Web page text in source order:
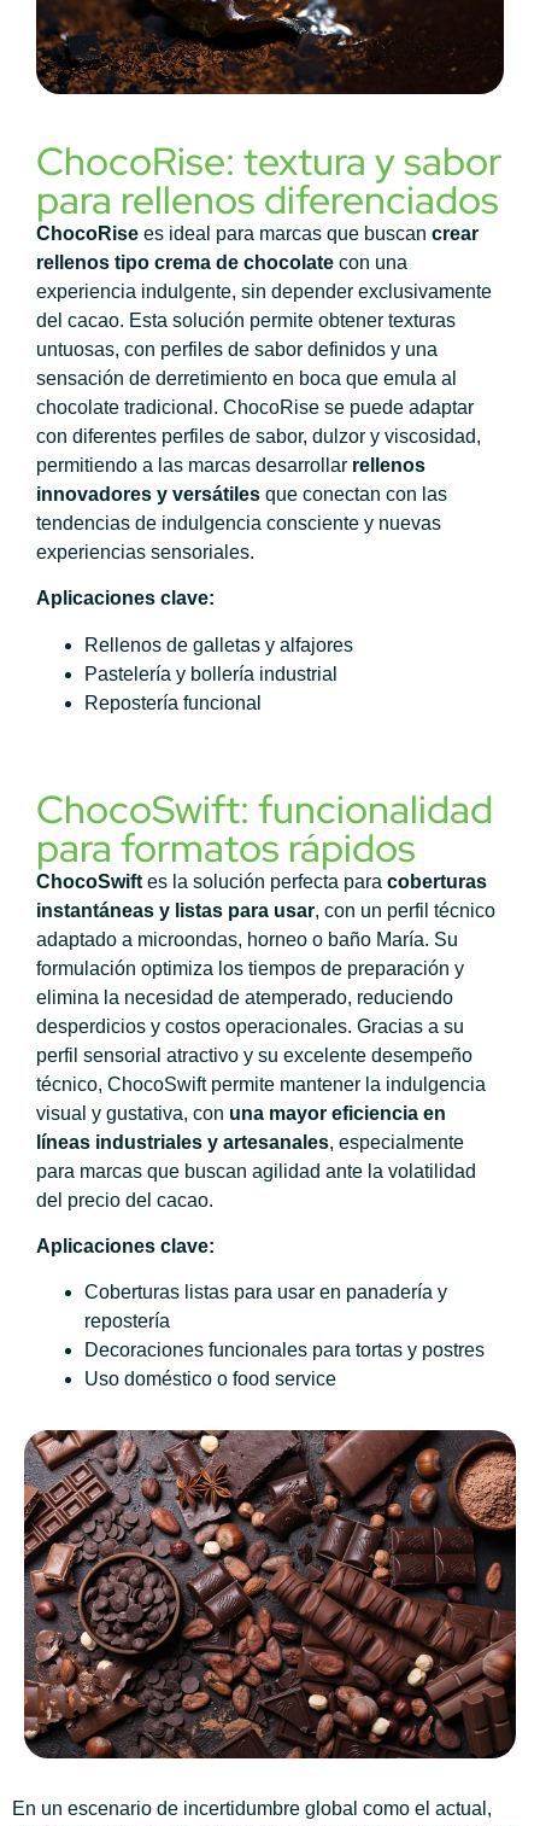
ChocoRise: textura y sabor
para rellenos diferenciados
ChocoRise es ideal para marcas que buscan crear
rellenos tipo crema de chocolate con una
experiencia indulgente, sin depender exclusivamente
del cacao. Esta solución permite obtener texturas
untuosas, con perfiles de sabor definidos y una
sensación de derretimiento en boca que emula al
chocolate tradicional. ChocoRise se puede adaptar
con diferentes perfiles de sabor, dulzor y viscosidad,
permitiendo a las marcas desarrollar rellenos
innovadores y versátiles que conectan con las
tendencias de indulgencia consciente y nuevas
experiencias sensoriales.
Aplicaciones clave:
Rellenos de galletas y alfajores
Pastelería y bollería industrial
Repostería funcional
ChocoSwift: funcionalidad
para formatos rápidos
ChocoSwift es la solución perfecta para coberturas
instantáneas y listas para usar, con un perfil técnico
adaptado a microondas, horneo o baño María. Su
formulación optimiza los tiempos de preparación y
elimina la necesidad de atemperado, reduciendo
desperdicios y costos operacionales. Gracias a su
perfil sensorial atractivo y su excelente desempeño
técnico, ChocoSwift permite mantener la indulgencia
visual y gustativa, con una mayor eficiencia en
líneas industriales y artesanales, especialmente
para marcas que buscan agilidad ante la volatilidad
del precio del cacao.
Aplicaciones clave:
Coberturas listas para usar en panadería y
repostería
Decoraciones funcionales para tortas y postres
Uso doméstico o food service
En un escenario de incertidumbre global como el actual,